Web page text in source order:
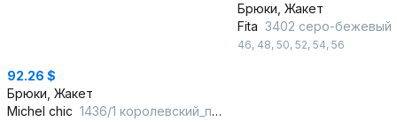
92.26 $
Брюки, Жакет
Michel chic 1436/1 королевский_пурпур
Брюки, Жакет
Fita 3402 серо-бежевый
46, 48, 50, 52, 54, 56